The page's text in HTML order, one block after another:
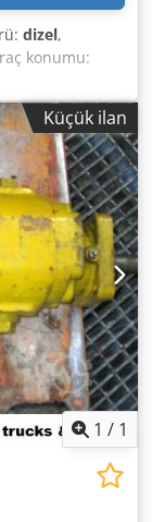
dizel,
konumu:
hidrolik
BİLGİLERİ
Küçük ilan
1 / 1